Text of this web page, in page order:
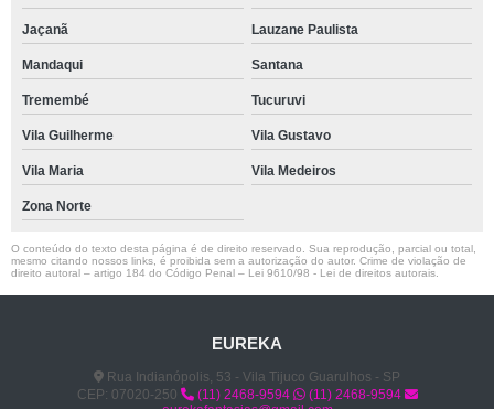
Jaçanã Lauzane Paulista
Mandaqui Santana
Tremembé Tucuruvi
Vila Guilherme Vila Gustavo
Vila Maria Vila Medeiros
Zona Norte
O conteúdo do texto desta página é de direito reservado. Sua reprodução, parcial ou total,
mesmo citando nossos links, é proibida sem a autorização do autor. Crime de violação de
direito autoral – artigo 184 do Código Penal – Lei 9610/98 - Lei de direitos autorais
EUREKA
Rua Indianópolis, 53 - Vila Tijuco Guarulhos - SP
CEP: 07020-250
(11) 2468-9594
(11) 2468-9594